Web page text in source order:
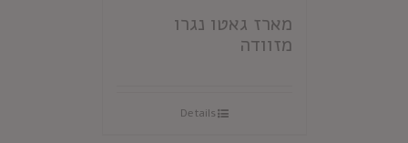
מארז גאטו נגרו
מזוודה
Details